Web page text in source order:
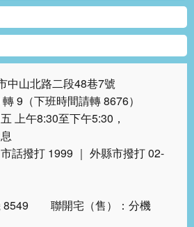
中山北路二段48巷7號
9（下班時間請轉 8676）
上午8:30至下午5:30，
市話撥打 1999 ｜ 外縣市撥打 02-
8549 聯開宅（售）：分機